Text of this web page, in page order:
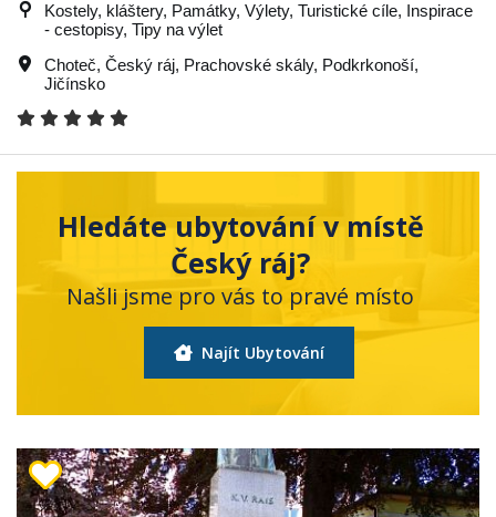
Kostely, kláštery, Památky, Výlety, Turistické cíle, Inspirace
- cestopisy, Tipy na výlet
Choteč, Český ráj, Prachovské skály, Podkrkonoší,
Jičínsko
Hledáte ubytování v místě
Český ráj?
Našli jsme pro vás to pravé místo
Najít Ubytování